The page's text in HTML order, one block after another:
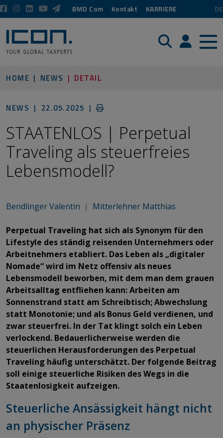
BMD Com Kontakt KARRIERE DE
Suche Login /
HOME NEWS DETAIL
NEWS | 22.05.2025 |
STAATENLOS | Perpetual
Traveling als steuerfreies
Lebensmodell?
Bendlinger Valentin | Mitterlehner Matthias
Perpetual Traveling hat sich als Synonym für den
Lifestyle des ständig reisenden Unternehmers oder
Arbeitnehmers etabliert. Das Leben als „digitaler
Nomade“ wird im Netz offensiv als neues
Lebensmodell beworben, mit dem man dem grauen
Arbeitsalltag entfliehen kann: Arbeiten am
Sonnenstrand statt am Schreibtisch; Abwechslung
statt Monotonie; und als Bonus Geld verdienen, und
zwar steuerfrei. In der Tat klingt solch ein Leben
verlockend. Bedauerlicherweise werden die
steuerlichen Herausforderungen des Perpetual
Traveling häufig unterschätzt. Der folgende Beitrag
soll einige steuerliche Risiken des Wegs in die
Staatenlosigkeit aufzeigen.
Steuerliche Ansässigkeit hängt nicht
an physischer Präsenz